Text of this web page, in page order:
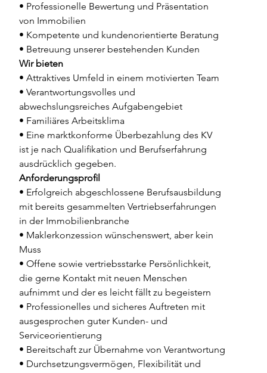
• Professionelle Bewertung und Präsentation
von Immobilien
• Kompetente und kundenorientierte Beratung
• Betreuung unserer bestehenden Kunden
Wir bieten
• Attraktives Umfeld in einem motivierten Team
• Verantwortungsvolles und
abwechslungsreiches Aufgabengebiet
• Familiäres Arbeitsklima
• Eine marktkonforme Überbezahlung des KV
ist je nach Qualiﬁkation und Berufserfahrung
ausdrücklich gegeben.
Anforderungsproﬁl
• Erfolgreich abgeschlossene Berufsausbildung
mit bereits gesammelten Vertriebserfahrungen
in der Immobilienbranche
• Maklerkonzession wünschenswert, aber kein
Muss
• Offene sowie vertriebsstarke Persönlichkeit,
die gerne Kontakt mit neuen Menschen
aufnimmt und der es leicht fällt zu begeistern
• Professionelles und sicheres Auftreten mit
ausgesprochen guter Kunden- und
Serviceorientierung
• Bereitschaft zur Übernahme von Verantwortung
• Durchsetzungsvermögen, Flexibilität und